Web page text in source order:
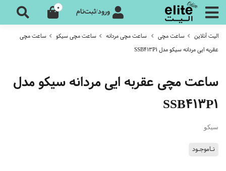
ورود/ثبت‌نام 0
الیت آنلاین ساعت مچی ساعت مچی مردانه ساعت مچی سیکو
ساعت مچی
عقربه ایی مردانه سیکو مدل SSB413P1
ساعت مچی عقربه ایی مردانه سیکو مدل
SSB413P1
سیکو
نـاموجـود